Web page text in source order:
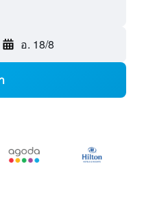
อ. 18/8